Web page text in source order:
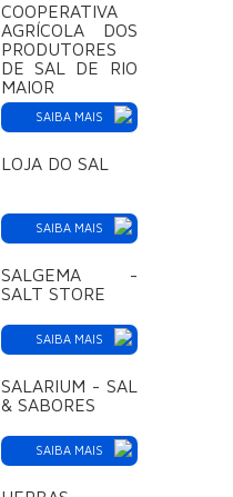
COOPERATIVA
AGRÍCOLA DOS
PRODUTORES
DE SAL DE RIO
MAIOR
SAIBA MAIS
LOJA DO SAL
SAIBA MAIS
SALGEMA -
SALT STORE
SAIBA MAIS
SALARIUM - SAL
& SABORES
SAIBA MAIS